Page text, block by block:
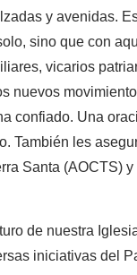
y avenidas.
sino que con
vicarios
confiado. Una
También les
Santa (AOCTS)
de nuestra
iniciativas del